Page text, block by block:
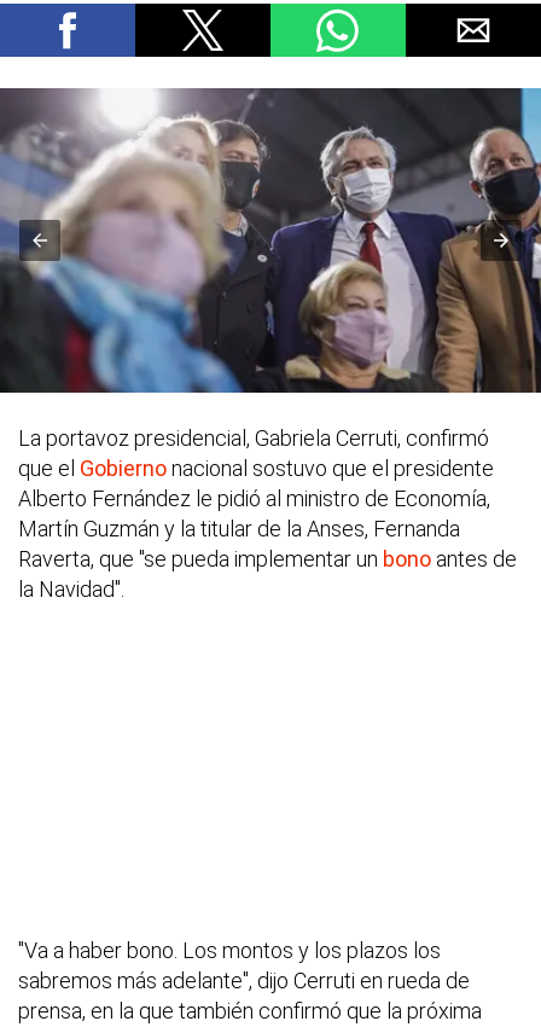
La portavoz presidencial, Gabriela Cerruti, confirmó
que el Gobiernonacional sostuvo que el presidente
Alberto Fernández le pidió al ministro de Economía,
Martín Guzmán y la titular de la Anses, Fernanda
Raverta, que "se pueda implementar un bono antes de
la Navidad".
"Va a haber bono. Los montos y los plazos los
sabremos más adelante", dijo Cerruti en rueda de
prensa, en la que también confirmó que la próxima